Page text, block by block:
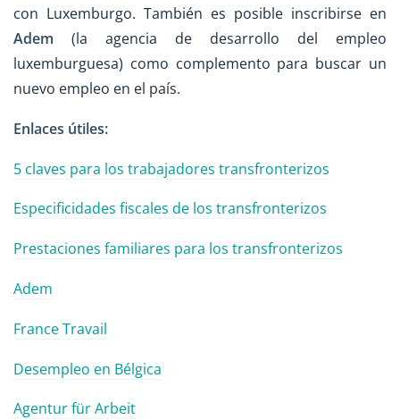
con Luxemburgo. También es posible inscribirse en
Adem (la agencia de desarrollo del empleo
luxemburguesa) como complemento para buscar un
nuevo empleo en el país.
Enlaces útiles:
5 claves para los trabajadores transfronterizos
Especificidades fiscales de los transfronterizos
Prestaciones familiares para los transfronterizos
Adem
France Travail
Desempleo en Bélgica
Agentur für Arbeit